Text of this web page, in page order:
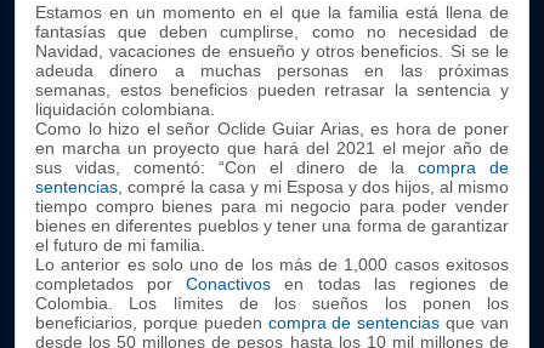
Estamos en un momento en el que la familia está llena de
fantasías que deben cumplirse, como no necesidad de
Navidad, vacaciones de ensueño y otros beneficios. Si se le
adeuda dinero a muchas personas en las próximas
semanas, estos beneficios pueden retrasar la sentencia y
liquidación colombiana.
Como lo hizo el señor Oclide Guiar Arias, es hora de poner
en marcha un proyecto que hará del 2021 el mejor año de
sus vidas, comentó: “Con el dinero de la compra de
sentencias , compré la casa y mi Esposa y dos hijos, al mismo
tiempo compro bienes para mi negocio para poder vender
bienes en diferentes pueblos y tener una forma de garantizar
el futuro de mi familia.
Lo anterior es solo uno de los más de 1,000 casos exitosos
completados porConactivos en todas las regiones de
Colombia. Los límites de los sueños los ponen los
beneficiarios, porque pueden compra desentencias que van
desde los 50 millones de pesos hasta los 10 mil millones de